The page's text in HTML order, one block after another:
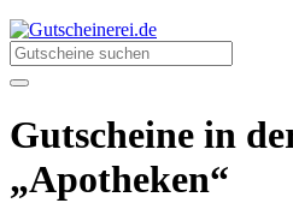
Rabatte für jeden Einkauf
Gutscheine in
„Apotheken“